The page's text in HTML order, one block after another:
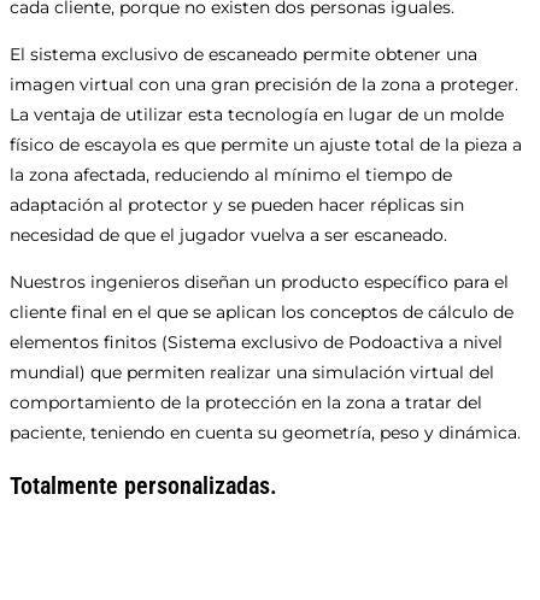
cada cliente, porque no existen dos personas iguales.
El sistema exclusivo de escaneado permite obtener una
imagen virtual con una gran precisión de la zona a proteger.
La ventaja de utilizar esta tecnología en lugar de un molde
físico de escayola es que permite un ajuste total de la pieza a
la zona afectada, reduciendo al mínimo el tiempo de
adaptación al protector y se pueden hacer réplicas sin
necesidad de que el jugador vuelva a ser escaneado.
Nuestros ingenieros diseñan un producto específico para el
cliente final en el que se aplican los conceptos de cálculo de
elementos finitos (Sistema exclusivo de Podoactiva a nivel
mundial) que permiten realizar una simulación virtual del
comportamiento de la protección en la zona a tratar del
paciente, teniendo en cuenta su geometría, peso y dinámica.
Totalmente personalizadas.